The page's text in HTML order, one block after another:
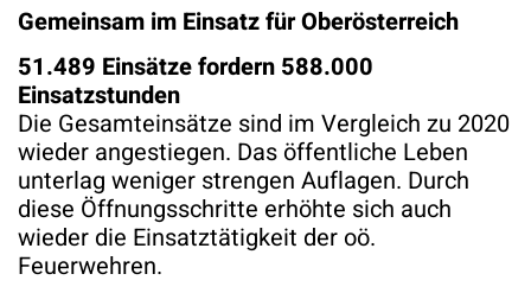
Gemeinsam im Einsatz für Oberösterreich
51.489 Einsätze fordern 588.000
Einsatzstunden
Die Gesamteinsätze sind im Vergleich zu 2020
wieder angestiegen. Das öffentliche Leben
unterlag weniger strengen Auflagen. Durch
diese Öffnungsschritte erhöhte sich auch
wieder die Einsatztätigkeit der oö.
Feuerwehren.